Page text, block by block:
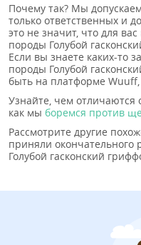
Почему так? Мы
только ответственных и
это не значит, что для
породы Голубой
Если вы знаете каких-то
породы Голубой
быть на платформе
Узнайте, чем отличаются
как мы боремся против
Рассмотрите другие
приняли окончательного
Голубой гасконский